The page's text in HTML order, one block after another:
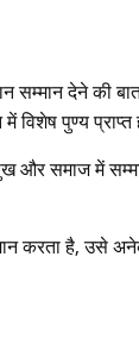
सम्मान देने की
पुण्य प्राप्त
और समाज में
करता है, उसे